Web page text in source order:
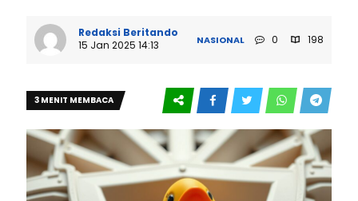
Redaksi Beritando
15 Jan 2025 14:13
NASIONAL 0 198
3 MENIT MEMBACA